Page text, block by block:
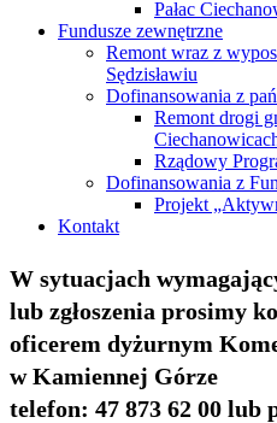
Pałac
Fundusze zewnętrzne
Remont wraz z
Sędzisławiu
Dofinansowania z
Remont drogi
Rządowy
Dofinansowania z
Projekt
Kontakt
W sytuacjach
lub zgłoszenia prosimy
oficerem dyżurnym
w Kamiennej Górze
telefon: 47 873 62 00 lub